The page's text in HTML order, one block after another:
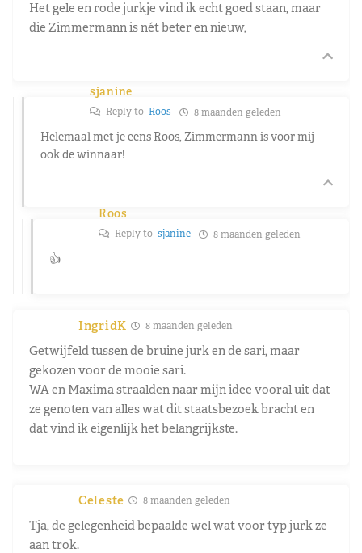
Het gele en rode jurkje vind ik echt goed staan, maar
die Zimmermann is nét beter en nieuw,
sjanine
Reply to Roos 8 maanden geleden
Helemaal met je eens Roos, Zimmermann is voor mij
ook de winnaar!
Roos
Reply to sjanine 8 maanden geleden
👍
IngridK 8 maanden geleden
Getwijfeld tussen de bruine jurk en de sari, maar
gekozen voor de mooie sari.
WA en Maxima straalden naar mijn idee vooral uit dat
ze genoten van alles wat dit staatsbezoek bracht en
dat vind ik eigenlijk het belangrijkste.
Celeste 8 maanden geleden
Tja, de gelegenheid bepaalde wel wat voor typ jurk ze
aan trok.